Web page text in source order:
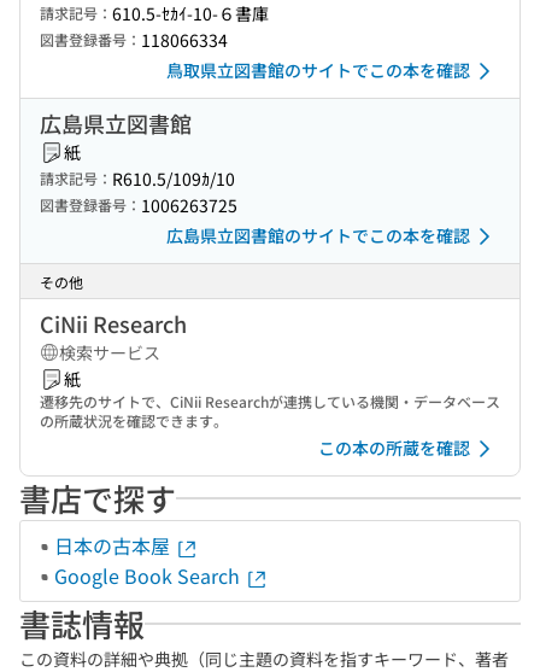
請求記号： 610.5-ｾｶｲ-10-６書庫
図書登録番号： 118066334
鳥取県立図書館のサイトでこの本を確認
広島県立図書館
紙
請求記号： R610.5/109ｶ/10
図書登録番号： 1006263725
広島県立図書館のサイトでこの本を確認
その他
CiNii Research
検索サービス
紙
遷移先のサイトで、CiNii Researchが連携している機関・データベース
の所蔵状況を確認できます。
この本の所蔵を確認
書店で探す
日本の古本屋
Google Book Search
書誌情報
この資料の詳細や典拠（同じ主題の資料を指すキーワード、著者